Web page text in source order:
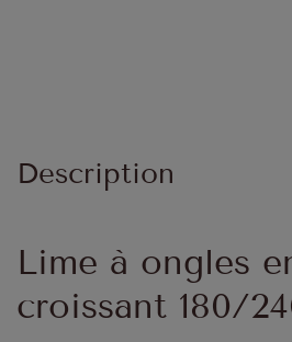
Description
Lime à ongles
croissant 180/